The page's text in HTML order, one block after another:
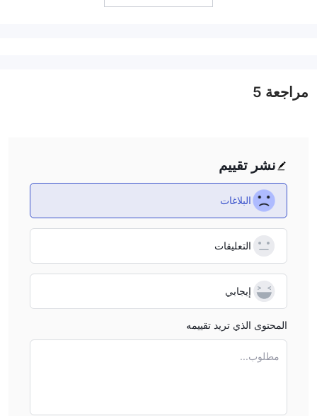
نشر تقييم
البلاغات
التعليقات
إيجابي
المحتوى الذي تريد تقييمه
مطلوب...
مراجعة